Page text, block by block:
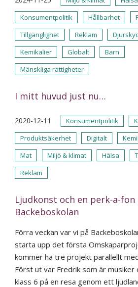
Konsumentpolitik
Hållbarhet
Tillgänglighet
Reklam
Kemikalier
Globalt
Barn
Mänskliga rättigheter
I mitt huvud just nu…
2020-12-11 Konsumentpolitik
Produktsäkerhet
Digitalt
Mat
Miljö & klimat Hälsa
Reklam
Ljudkonst och en perk-a-fon
Backeboskolan
Förra veckan var vi på
starta upp det första
kommer ha tre projekt parallellt
Först ut var Fredrik som är musiker
klass 6 på en resa genom ett